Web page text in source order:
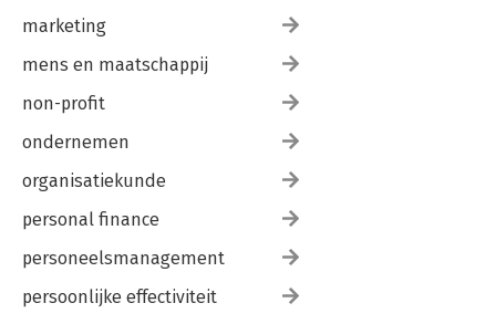
marketing
mens en maatschappij
non-profit
ondernemen
organisatiekunde
personal finance
personeelsmanagement
persoonlijke effectiviteit